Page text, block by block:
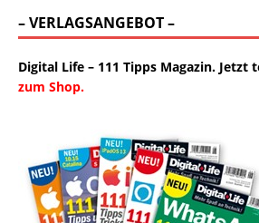
– VERLAGSANGEBOT –
Digital Life – 111 Tipps Magazin. Jetzt
zum Shop.